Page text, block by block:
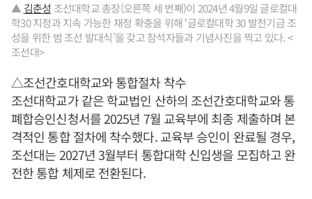
▲ 김춘성 조선대학교 총장(오른쪽 세 번째)이 2024년 4월9일 글로컬대
학30 지정과 지속 가능한 재정 확충을 위해 ‘글로컬대학 30 발전기금 조
성을 위한 범 조선 발대식’을 갖고 참석자들과 기념사진을 찍고 있다. <
조선대>
△조선간호대학교와 통합절차 착수
조선대학교가 같은 학교법인 산하의 조선간호대학교와 통
폐합승인신청서를 2025년 7월 교육부에 최종 제출하며 본
격적인 통합 절차에 착수했다. 교육부 승인이 완료될 경우,
조선대는 2027년 3월부터 통합대학 신입생을 모집하고 완
전한 통합 체제로 전환된다.